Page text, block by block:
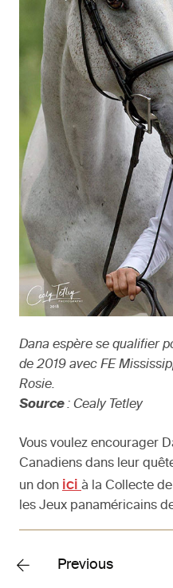
Dana espère se qualifier
de 2019 avec FE
Rosie.
Source: Cealy Tetley
Vous voulez encourager
Canadiens dans leur
un don ici à la Collecte
les Jeux panaméricains
Previous